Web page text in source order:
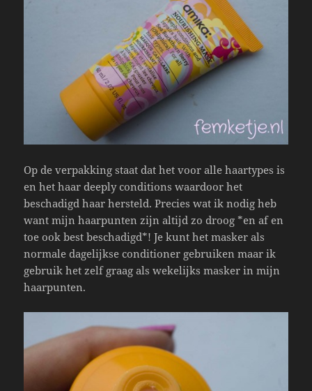
Op de verpakking staat dat het voor alle haartypes is
en het haar deeply conditions waardoor het
beschadigd haar hersteld. Precies wat ik nodig heb
want mijn haarpunten zijn altijd zo droog *en af en
toe ook best beschadigd*! Je kunt het masker als
normale dagelijkse conditioner gebruiken maar ik
gebruik het zelf graag als wekelijks masker in mijn
haarpunten.